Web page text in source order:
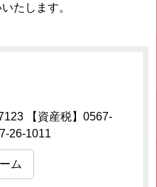
たします。
【資産税】0567-
26-1011
ム